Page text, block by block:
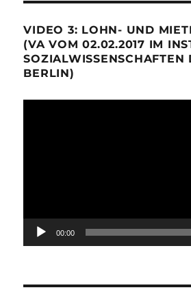
VIDEO 3: LOHN- UND
(VA VOM 02.02.2017 IM
SOZIALWISSENSCHAFTEN
BERLIN)
00:00